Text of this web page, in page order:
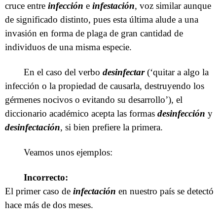
cruce entre infección e infestación, voz similar aunque
de significado distinto, pues esta última alude a una
invasión en forma de plaga de gran cantidad de
individuos de una misma especie.
En el caso del verbodesinfectar(‘quitar a algo la
infección o la propiedad de causarla, destruyendo los
gérmenes nocivos o evitando su desarrollo’), el
diccionario académico acepta las formas desinfección y
desinfectación, si bien prefiere la primera.
Veamos unos ejemplos:
Incorrecto:
El primer caso de infectación en nuestro país se detectó
hace más de dos meses.